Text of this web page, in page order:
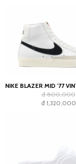
đ 800,000
đ 1,320,000